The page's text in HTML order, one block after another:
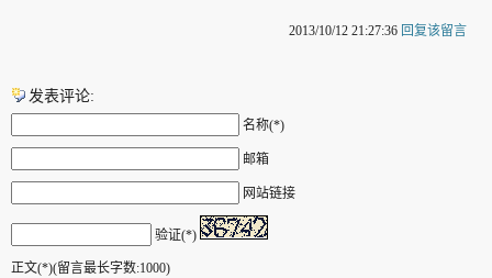
2013/10/12 21:27:36 回复该留言
发表评论:
名称(*)
邮箱
网站链接
验证(*)
正文(*)(留言最长字数:1000)